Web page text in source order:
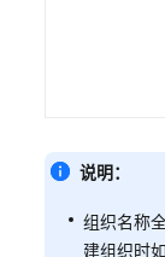
（基
版）
说明：
组织名称
建组织时